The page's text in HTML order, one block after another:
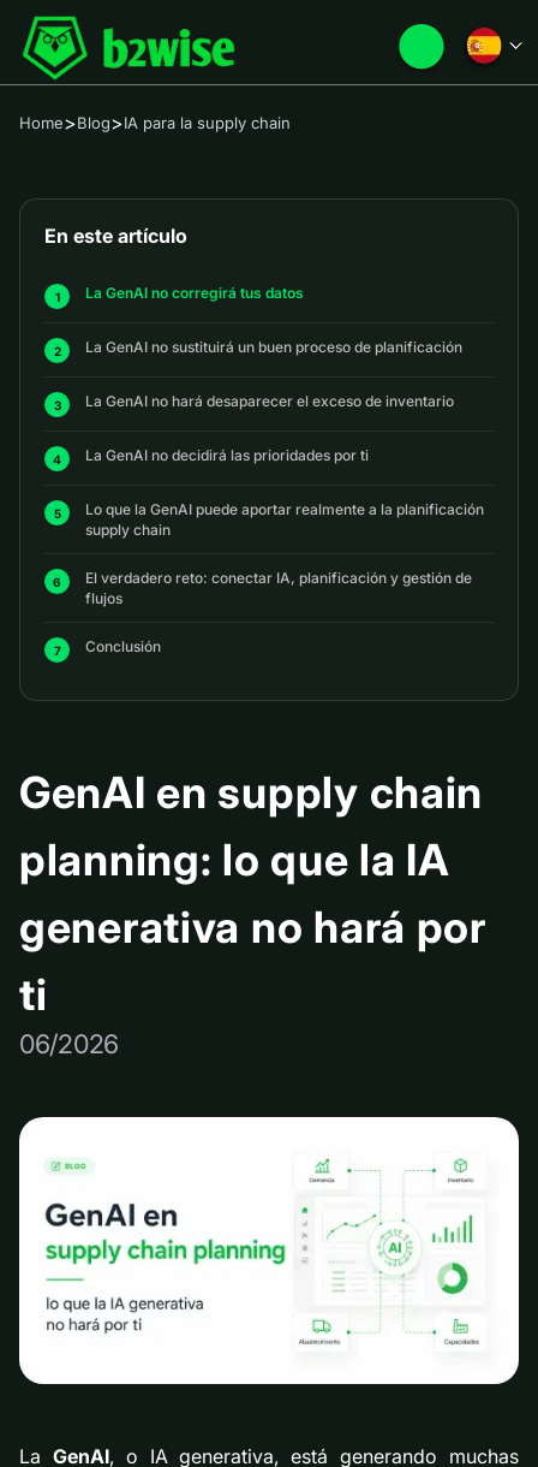
Home>Blog>IA para la supply chain
En este artículo
La GenAI no corregirá tus datos
La GenAI no sustituirá un buen proceso de planificación
La GenAI no hará desaparecer el exceso de inventario
La GenAI no decidirá las prioridades por ti
Lo que la GenAI puede aportar realmente a la planificación
supply chain
El verdadero reto: conectar IA, planificación y gestión de
flujos
Conclusión
GenAI en supply chain
planning: lo que la IA
generativa no hará por
ti
06/2026
La GenAI, o IA generativa, está generando muchas